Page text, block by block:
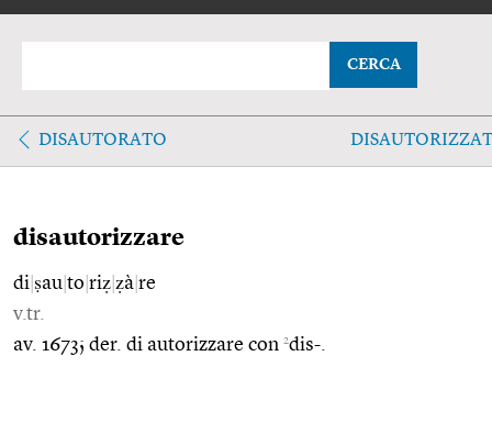
CERCA
DISAUTORATO
disautorizzare
di ṣau to riẓ ẓà re
v.tr.
av. 1673; der. di autorizzare con 2dis-.